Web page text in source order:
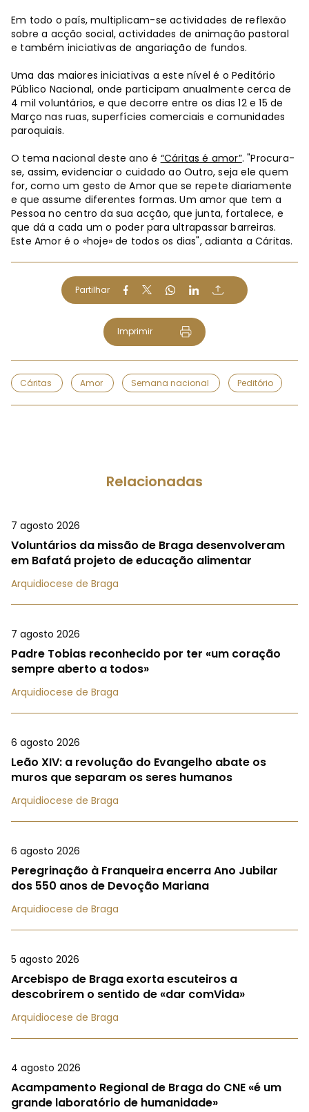
Em todo o país, multiplicam-se actividades de reflexão
sobre a acção social, actividades de animação pastoral
e também iniciativas de angariação de fundos.
Uma das maiores iniciativas a este nível é o Peditório
Público Nacional, onde participam anualmente cerca de
4 mil voluntários, e que decorre entre os dias 12 e 15 de
Março nas ruas, superfícies comerciais e comunidades
paroquiais.
O tema nacional deste ano é “Cáritas é amor”. "Procura-
se, assim, evidenciar o cuidado ao Outro, seja ele quem
for, como um gesto de Amor que se repete diariamente
e que assume diferentes formas. Um amor que tem a
Pessoa no centro da sua acção, que junta, fortalece, e
que dá a cada um o poder para ultrapassar barreiras.
Este Amor é o «hoje» de todos os dias", adianta a Cáritas.
Partilhar
Imprimir
Cáritas Amor Semana nacional Peditório
Relacionadas
7 agosto 2026
Voluntários da missão de Braga desenvolveram
em Bafatá projeto de educação alimentar
Arquidiocese de Braga
7 agosto 2026
Padre Tobias reconhecido por ter «um coração
sempre aberto a todos»
Arquidiocese de Braga
6 agosto 2026
Leão XIV: a revolução do Evangelho abate os
muros que separam os seres humanos
Arquidiocese de Braga
6 agosto 2026
Peregrinação à Franqueira encerra Ano Jubilar
dos 550 anos de Devoção Mariana
Arquidiocese de Braga
5 agosto 2026
Arcebispo de Braga exorta escuteiros a
descobrirem o sentido de «dar comVida»
Arquidiocese de Braga
4 agosto 2026
Acampamento Regional de Braga do CNE «é um
grande laboratório de humanidade»